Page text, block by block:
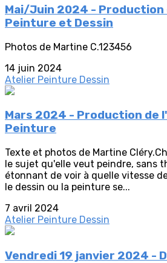
Mai/Juin 2024 -
Peinture et Dessin
Photos de Martine C.123456
14 juin 2024
Atelier Peinture Dessin
Mars 2024 - Production de
Peinture
Texte et photos de Martine
le sujet qu'elle veut peindre, sans
étonnant de voir à quelle vitesse
le dessin ou la peinture se...
7 avril 2024
Atelier Peinture Dessin
Vendredi 19 janvier 2024 -